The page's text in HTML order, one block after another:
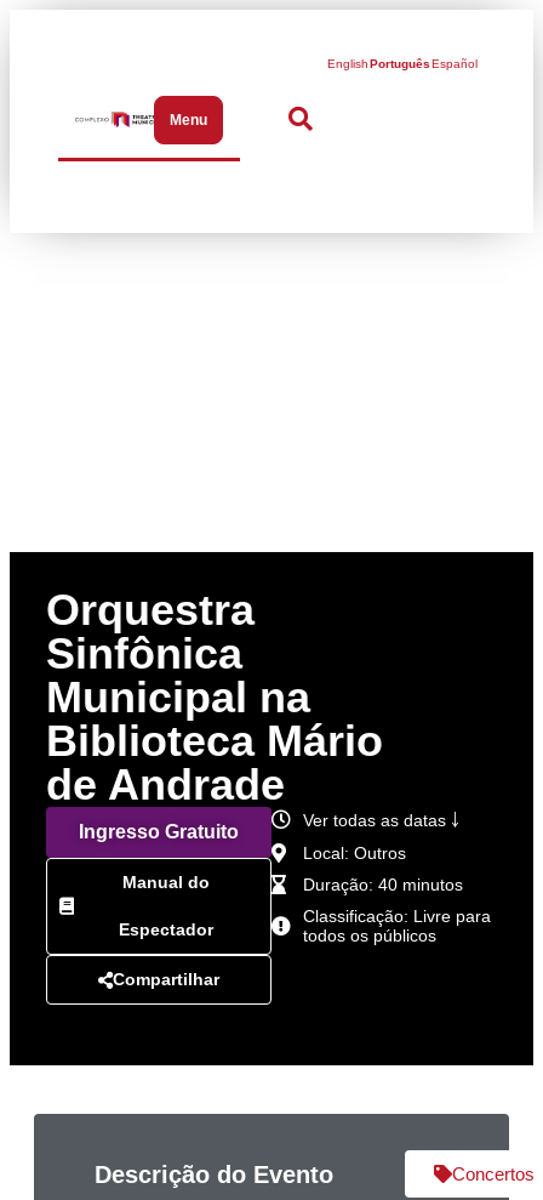
MenuAbrir menu de navegação
EnglishPortuguêsEspañol
Orquestra
Sinfônica
Municipal na
Biblioteca Mário
de Andrade
Ingresso Gratuito
Manual do
Espectador
Compartilhar
Ver todas as datas ￬
Local: Outros
Duração: 40 minutos
Classificação: Livre para
todos os públicos
Descrição do Evento Concertos